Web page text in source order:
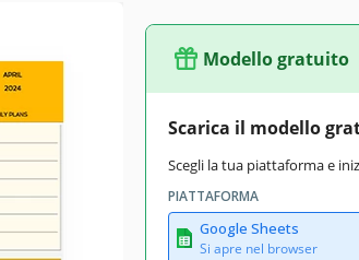
Microsoft Excel
May 4, 2024
August 1, 2026
da 96 Utenti
questo mese
Modello gratuito
Scarica il modello
Scegli la tua piattaforma e
PIATTAFORMA
Google Sheets
Si apre nel browser